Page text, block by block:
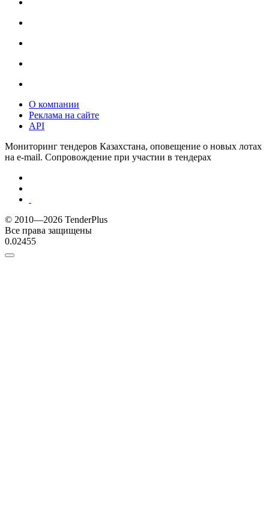
О компании
Реклама на сайте
API
Мониторинг тендеров Казахстана, оповещение о новых лотах
на e-mail. Сопровождение при участии в тендерах
© 2010—2026 TenderPlus
Все права защищены
0.02455